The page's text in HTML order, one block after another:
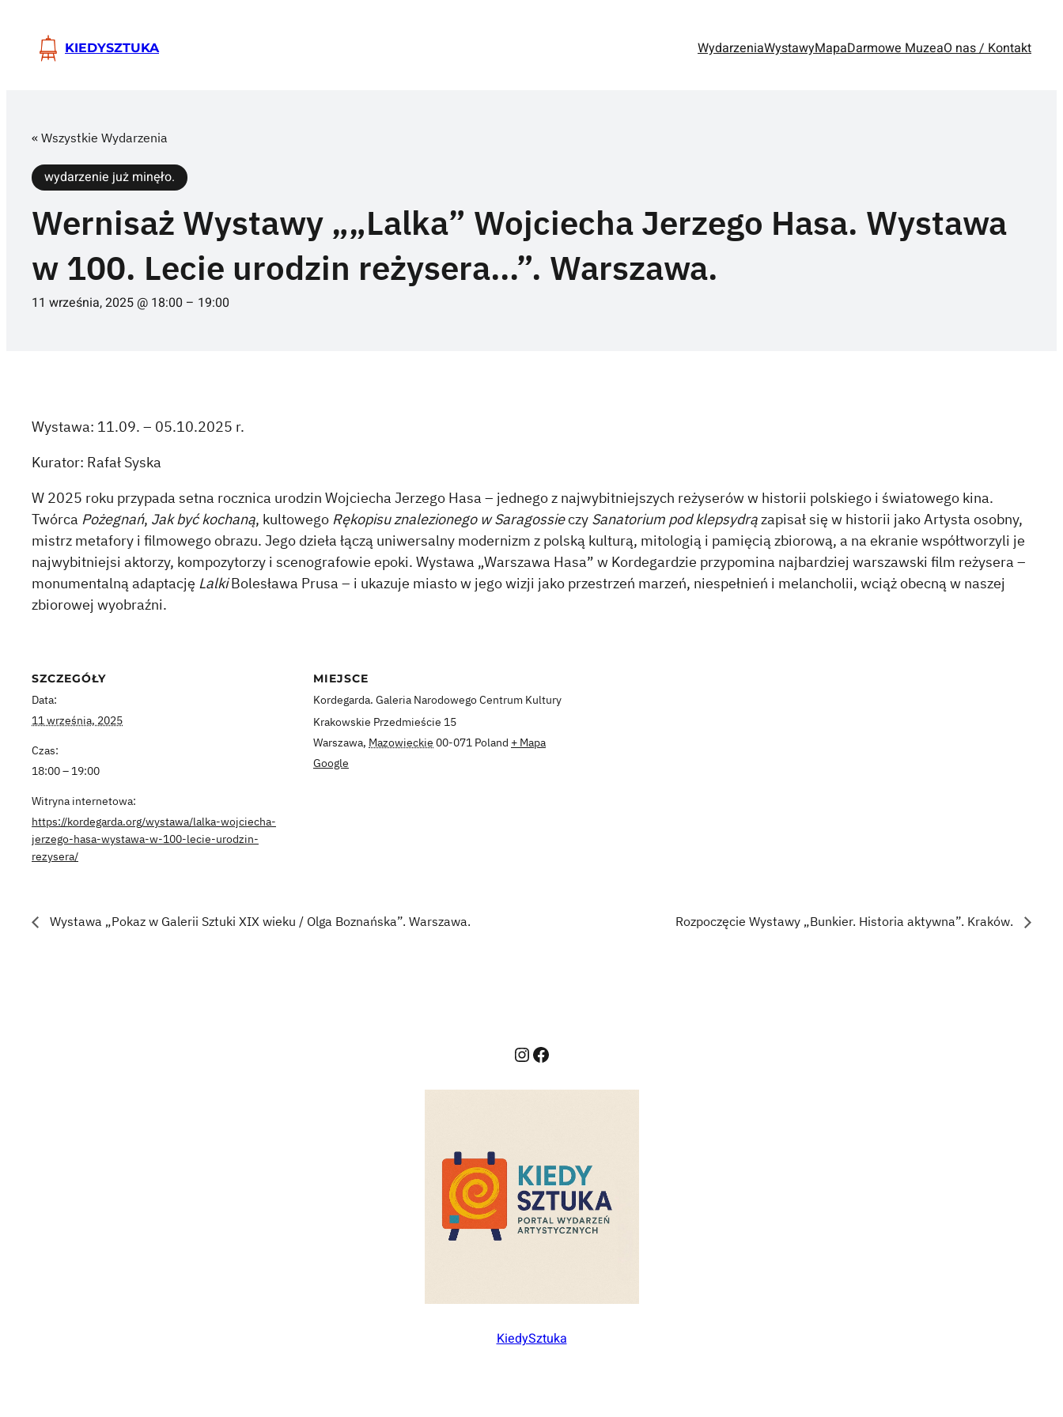
KIEDYSZTUKA WydarzeniaWystawyMapaDarmowe MuzeaO nas / Kontakt
« Wszystkie Wydarzenia
wydarzenie już minęło.
Wernisaż Wystawy „„Lalka” Wojciecha Jerzego Hasa. Wystawa
w 100. Lecie urodzin reżysera…”. Warszawa.
11 września, 2025 @ 18:00 – 19:00
Wystawa: 11.09. – 05.10.2025 r.
Kurator: Rafał Syska
W 2025 roku przypada setna rocznica urodzin Wojciecha Jerzego Hasa – jednego z najwybitniejszych reżyserów w historii polskiego i światowego kina.
Twórca Pożegnań, Jak być kochaną, kultowego Rękopisu znalezionego w Saragossieczy Sanatorium pod klepsydrązapisał się w historii jako Artysta osobny,
mistrz metafory i filmowego obrazu. Jego dzieła łączą uniwersalny modernizm z polską kulturą, mitologią i pamięcią zbiorową, a na ekranie współtworzyli je
najwybitniejsi aktorzy, kompozytorzy i scenografowie epoki. Wystawa „Warszawa Hasa” w Kordegardzie przypomina najbardziej warszawski film reżysera –
monumentalną adaptację LalkiBolesława Prusa – i ukazuje miasto w jego wizji jako przestrzeń marzeń, niespełnień i melancholii, wciąż obecną w naszej
zbiorowej wyobraźni.
SZCZEGÓŁY
Data:
11 września, 2025
Czas:
18:00 – 19:00
Witryna internetowa:
https://kordegarda.org/wystawa/lalka-wojciecha-
jerzego-hasa-wystawa-w-100-lecie-urodzin-
rezysera/
MIEJSCE
Kordegarda. Galeria Narodowego Centrum Kultury
Krakowskie Przedmieście 15
Warszawa, Mazowieckie 00-071 Poland + Mapa
Google
Wystawa „Pokaz w Galerii Sztuki XIX wieku / Olga Boznańska”. Warszawa. Rozpoczęcie Wystawy „Bunkier. Historia aktywna”. Kraków.
Instagram
Facebook
KiedySztuka